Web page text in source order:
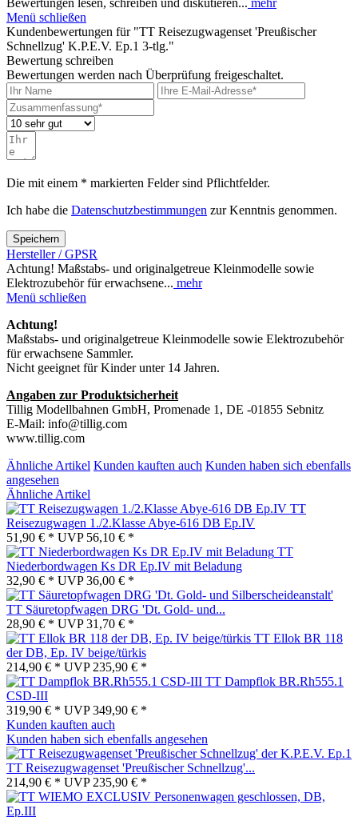
Menü schließen
Kundenbewertungen für "TT Reisezugwagenset 'Preußischer
Schnellzug' K.P.E.V. Ep.1 3-tlg."
Bewertung schreiben
Bewertungen werden nach Überprüfung freigeschaltet.
Die mit einem * markierten Felder sind Pflichtfelder.
Ich habe die Datenschutzbestimmungen zur Kenntnis genommen.
Speichern
Hersteller / GPSR
Achtung! Maßstabs- und originalgetreue Kleinmodelle sowie
Elektrozubehör für erwachsene... mehr
Menü schließen
Achtung!
Maßstabs- und originalgetreue Kleinmodelle sowie Elektrozubehör
für erwachsene Sammler.
Nicht geeignet für Kinder unter 14 Jahren.
Angaben zur Produktsicherheit
Tillig Modellbahnen GmbH, Promenade 1, DE -01855 Sebnitz
E-Mail: info@tillig.com
www.tillig.com
Ähnliche Artikel Kunden kauften auch Kunden haben sich ebenfalls
angesehen
Ähnliche Artikel
TT
Reisezugwagen 1./2.Klasse Abye-616 DB Ep.IV
51,90 € * UVP 56,10 € *
TT
Niederbordwagen Ks DR Ep.IV mit Beladung
32,90 € * UVP36,00 € *
TT Säuretopfwagen DRG 'Dt. Gold- und...
28,90 € * UVP31,70 € *
TT Ellok BR 118
der DB, Ep. IV beige/türkis
214,90 € * UVP 235,90 € *
TT Dampflok BR.Rh555.1
CSD-III
319,90 € * UVP349,90 € *
Kunden kauften auch
Kunden haben sich ebenfalls angesehen
TT Reisezugwagenset 'Preußischer Schnellzug'...
214,90 € * UVP 235,90 € *